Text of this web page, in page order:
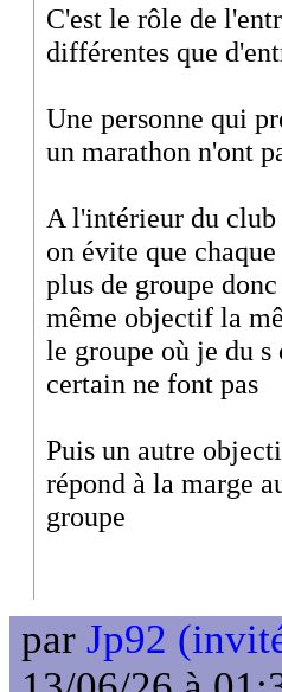
C'est le rôle de
différentes que
Une personne qui
un marathon n'ont
A l'intérieur du club
on évite que
plus de groupe
même objectif la
le groupe où je du s
certain ne font pas
Puis un autre
répond à la marge
groupe
par Jp92